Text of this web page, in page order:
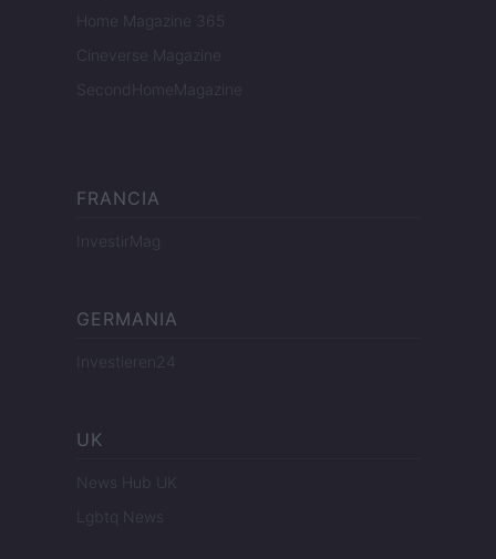
Home Magazine 365
Cineverse Magazine
SecondHomeMagazine
FRANCIA
InvestirMag
GERMANIA
Investieren24
UK
News Hub UK
Lgbtq News